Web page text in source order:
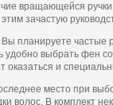
вращающейся
этим зачастую
Вы планируете частые
удобно выбрать фен
оказаться и
место при
волос. В комплект